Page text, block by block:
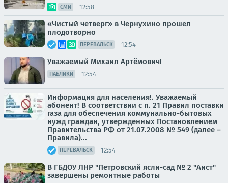
СМИ 12:58
«Чистый четверг» в Чернухино прошел
плодотворно
ПЕРЕВАЛЬСК 12:54
Уважаемый Михаил Артёмович!
ПАБЛИКИ 12:54
Информация для населения!. Уважаемый
абонент! В соответствии с п. 21 Правил поставки
газа для обеспечения коммунально-бытовых
нужд граждан, утвержденных Постановлением
Правительства РФ от 21.07.2008 № 549 (далее –
Правила)...
ПЕРЕВАЛЬСК 12:54
В ГБДОУ ЛНР "Петровский ясли-сад № 2 "Аист"
завершены ремонтные работы